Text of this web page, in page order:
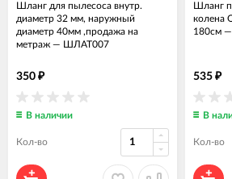
Шланг для пылесоса внутр.
диаметр 32 мм, наружный
диаметр 40мм ,продажа на
метраж — ШЛАТ007
350 ₽
В наличии
Кол-во
Шланг
колена
180см —
535 ₽
В
Кол-во